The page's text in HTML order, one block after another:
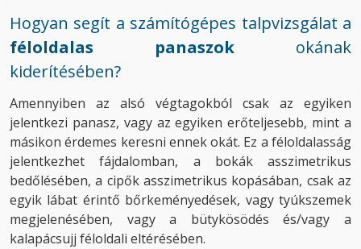
Hogyan segít a számítógépes talpvizsgálat a
féloldalas panaszok okának
kiderítésében?
Amennyiben az alsó végtagokból csak az egyiken
jelentkezi panasz, vagy az egyiken erőteljesebb, mint a
másikon érdemes keresni ennek okát. Ez a féloldalasság
jelentkezhet fájdalomban, a bokák asszimetrikus
bedőlésében, a cipők asszimetrikus kopásában, csak az
egyik lábat érintő bőrkeményedések, vagy tyúkszemek
megjelenésében, vagy a bütykösödés és/vagy a
kalapácsujj féloldali eltérésében.